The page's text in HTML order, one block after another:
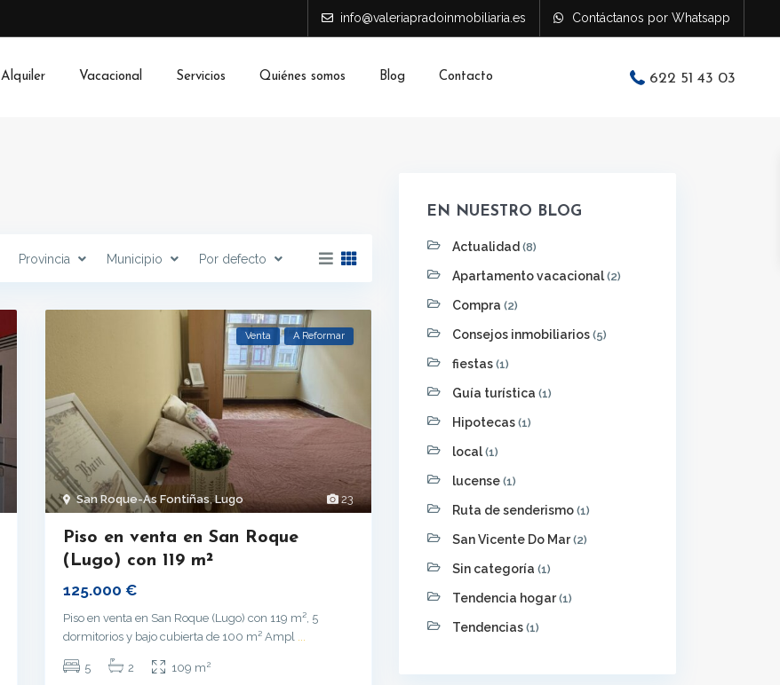
info@valeriapradoinmobiliaria.es Contáctanos por Whatsapp
622 51 43 03
Alquiler Vacacional Servicios Quiénes somos Blog Contacto
Provincia Municipio Por defecto
23
San Roque-As Fontiñas,Lugo
Venta A Reformar
Piso en venta en San Roque
(Lugo) con 119 m²
125.000 €
Piso en venta en San Roque (Lugo) con 119 m², 5
dormitorios y bajo cubierta de 100 m² Ampl ...
5 2 109 m2
EN NUESTRO BLOG
Actualidad (8)
Apartamento vacacional(2)
Compra (2)
Consejos inmobiliarios (5)
fiestas (1)
Guía turística (1)
Hipotecas (1)
local(1)
lucense (1)
Ruta de senderismo (1)
San Vicente Do Mar(2)
Sin categoría (1)
Tendencia hogar(1)
Tendencias (1)